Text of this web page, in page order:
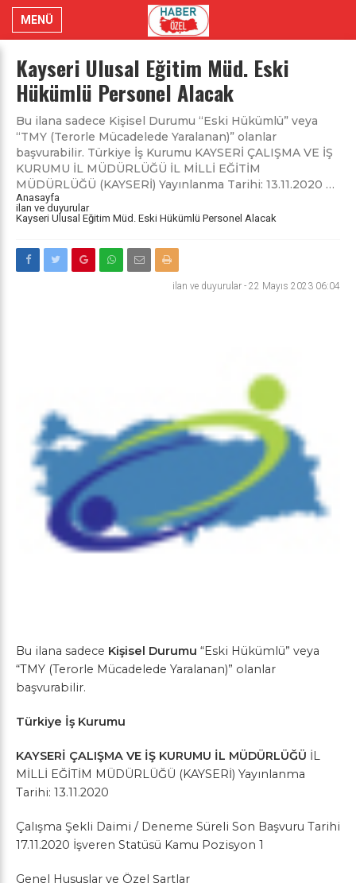
MENÜ
Kayseri Ulusal Eğitim Müd. Eski
Hükümlü Personel Alacak
Bu ilana sadece Kişisel Durumu “Eski Hükümlü” veya
“TMY (Terorle Mücadelede Yaralanan)” olanlar
başvurabilir. Türkiye İş Kurumu KAYSERİ ÇALIŞMA VE İŞ
KURUMU İL MÜDÜRLÜĞÜ İL MİLLİ EĞİTİM
MÜDÜRLÜĞÜ (KAYSERİ) Yayınlanma Tarihi: 13.11.2020 …
Anasayfa
ilan ve duyurular
Kayseri Ulusal Eğitim Müd. Eski Hükümlü Personel Alacak
ilan ve duyurular - 22 Mayıs 2023 06:04
Bu ilana sadece Kişisel Durumu “Eski Hükümlü” veya
“TMY (Terorle Mücadelede Yaralanan)” olanlar
başvurabilir.
Türkiye İş Kurumu
KAYSERİ ÇALIŞMA VE İŞ KURUMU İL MÜDÜRLÜĞÜ İL
MİLLİ EĞİTİM MÜDÜRLÜĞÜ (KAYSERİ) Yayınlanma
Tarihi: 13.11.2020
Çalışma Şekli Daimi / Deneme Süreli Son Başvuru Tarihi
17.11.2020 İşveren Statüsü Kamu Pozisyon 1
Genel Hususlar ve Özel Şartlar